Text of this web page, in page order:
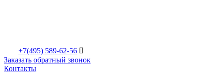
+7(495) 589-62-56 
Заказать обратный звонок
Контакты